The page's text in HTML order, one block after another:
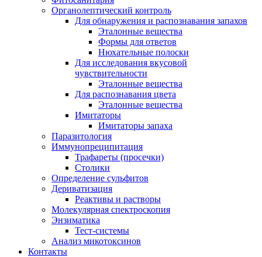
Органолептический контроль
Для обнаружения и распознавания запахов
Эталонные вещества
Формы для ответов
Нюхательные полоски
Для исследования вкусовой
чувствительности
Эталонные вещества
Для распознавания цвета
Эталонные вещества
Имитаторы
Имитаторы запаха
Паразитология
Иммунопреципитация
Трафареты (просечки)
Столики
Определение сульфитов
Дериватизация
Реактивы и растворы
Молекулярная спектроскопия
Энзиматика
Тест-системы
Анализ микотоксинов
Контакты